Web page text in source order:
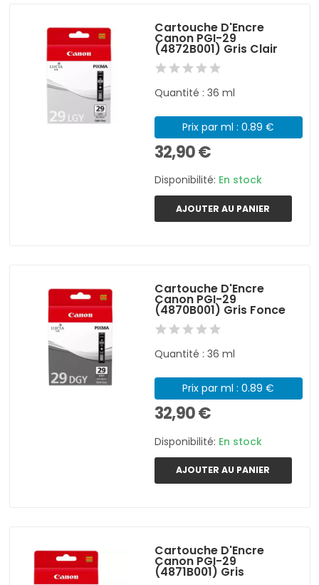
Cartouche D'Encre
Canon PGI-29
(4872B001) Gris Clair
Quantité : 36 ml
Prix par ml : 0.89 €
32,90 €
Disponibilité: En stock
AJOUTER AU PANIER
Cartouche D'Encre
Canon PGI-29
(4870B001) Gris Fonce
Quantité : 36 ml
Prix par ml : 0.89 €
32,90 €
Disponibilité: En stock
AJOUTER AU PANIER
Cartouche D'Encre
Canon PGI-29
(4871B001) Gris